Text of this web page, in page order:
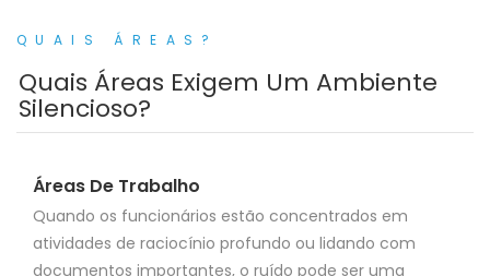
QUAIS ÁREAS?
Quais Áreas Exigem Um Ambiente
Silencioso?
Áreas De Trabalho
Quando os funcionários estão concentrados em
atividades de raciocínio profundo ou lidando com
documentos importantes, o ruído pode ser uma